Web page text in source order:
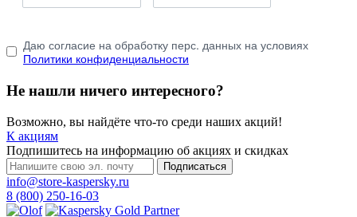
Даю согласие на обработку перс. данных на условиях
Политики конфиденциальности
Не нашли ничего интересного?
Возможно, вы найдёте что-то среди наших акций!
К акциям
Подпишитесь на информацию об акциях и скидках
Подписаться
info@store-kaspersky.ru
8 (800) 250-16-03